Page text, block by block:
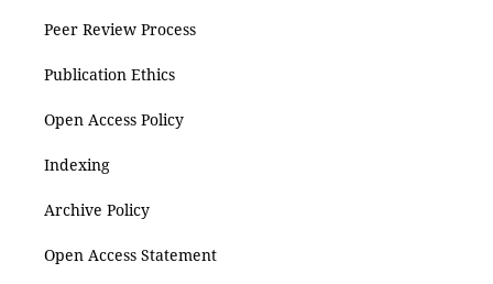
Peer Review Process
Publication Ethics
Open Access Policy
Indexing
Archive Policy
Open Access Statement